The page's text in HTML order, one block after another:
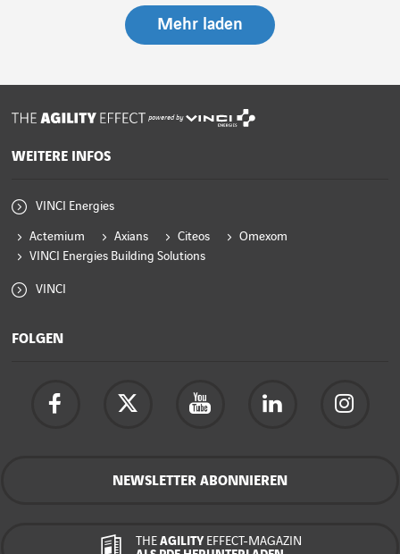
Mehr laden
powered by
WEITERE INFOS
VINCI Energies
Actemium Axians Citeos
Omexom
VINCI Energies Building Solutions
VINCI
FOLGEN
NEWSLETTER ABONNIEREN
THE AGILITY EFFECT-MAGAZIN